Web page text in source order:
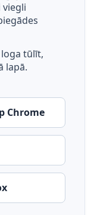
tūlīt,
lapā.
Chrome